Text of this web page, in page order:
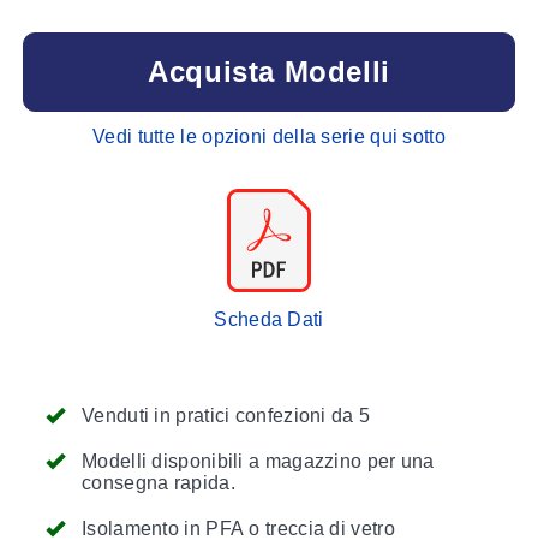
Venduti in pratici confezioni da 5
Modelli disponibili a magazzino per una
consegna rapida.
Isolamento in PFA o treccia di vetro
Acquista Modelli
Vedi tutte le opzioni della serie qui sotto
Scheda Dati